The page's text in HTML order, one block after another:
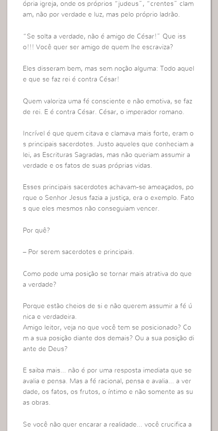
ópria igreja, onde os próprios “judeus”, “crentes” clam
am, não por verdade e luz, mas pelo próprio ladrão.
“Se solta a verdade, não é amigo de César!” Que iss
o!!! Você quer ser amigo de quem lhe escraviza?
Eles disseram bem, mas sem noção alguma: Todo aquel
e que se faz rei é contra César!
Quem valoriza uma fé consciente e não emotiva, se faz
de rei. E é contra César. César, o imperador romano.
Incrível é que quem citava e clamava mais forte, eram o
s principais sacerdotes. Justo aqueles que conheciam a
lei, as Escrituras Sagradas, mas não queriam assumir a
verdade e os fatos de suas próprias vidas.
Esses principais sacerdotes achavam-se ameaçados, po
rque o Senhor Jesus fazia a justiça, era o exemplo. Fato
s que eles mesmos não conseguiam vencer.
Por quê?
– Por serem sacerdotes e principais.
Como pode uma posição se tornar mais atrativa do que
a verdade?
Porque estão cheios de si e não querem assumir a fé ú
nica e verdadeira.
Amigo leitor, veja no que você tem se posicionado? Co
m a sua posição diante dos demais? Ou a sua posição di
ante de Deus?
E saiba mais… não é por uma resposta imediata que se
avalia e pensa. Mas a fé racional, pensa e avalia… a ver
dade, os fatos, os frutos, o íntimo e não somente as su
as obras.
Se você não quer encarar a realidade… você crucifica a